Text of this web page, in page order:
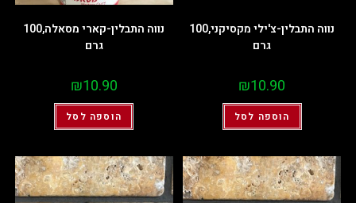
נווה התבלין-צ'ילי מקסיקני,100
גרם
₪10.90
הוספה לסל
נווה התבלין-קארי מסאלה,100
גרם
₪10.90
הוספה לסל